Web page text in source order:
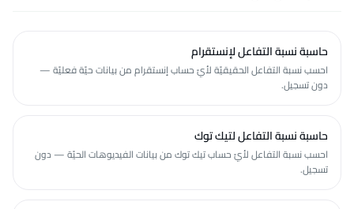
حاسبة نسبة التفاعل لإنستقرام
احسب نسبة التفاعل الحقيقيّة لأيّ حساب إنستقرام من بيانات حيّة فعليّة —
دون تسجيل.
حاسبة نسبة التفاعل لتيك توك
احسب نسبة التفاعل لأيّ حساب تيك توك من بيانات الفيديوهات الحيّة — دون
تسجيل.